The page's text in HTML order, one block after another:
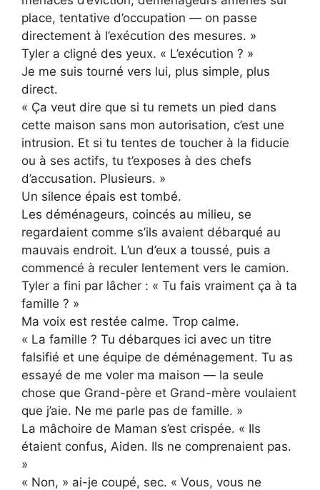
place, tentative d’occupation — on passe
directement à l’exécution des mesures. »
Tyler a cligné des yeux. « L’exécution ? »
Je me suis tourné vers lui, plus simple, plus
direct.
« Ça veut dire que si tu remets un pied dans
cette maison sans mon autorisation, c’est une
intrusion. Et si tu tentes de toucher à la fiducie
ou à ses actifs, tu t’exposes à des chefs
d’accusation. Plusieurs. »
Un silence épais est tombé.
Les déménageurs, coincés au milieu, se
regardaient comme s’ils avaient débarqué au
mauvais endroit. L’un d’eux a toussé, puis a
commencé à reculer lentement vers le camion.
Tyler a fini par lâcher : « Tu fais vraiment ça à ta
famille ? »
Ma voix est restée calme. Trop calme.
« La famille ? Tu débarques ici avec un titre
falsifié et une équipe de déménagement. Tu as
essayé de me voler ma maison — la seule
chose que Grand-père et Grand-mère voulaient
que j’aie. Ne me parle pas de famille. »
La mâchoire de Maman s’est crispée. « Ils
étaient confus, Aiden. Ils ne comprenaient pas.
»
« Non, » ai-je coupé, sec. « Vous, vous ne